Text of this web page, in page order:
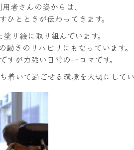
者さんの姿からは、
とときが伝わってきます。
り絵に取り組んでいます。
きのリハビリにもなっています。
が力強い日常の一コマです。
いて過ごせる環境を大切にしてい